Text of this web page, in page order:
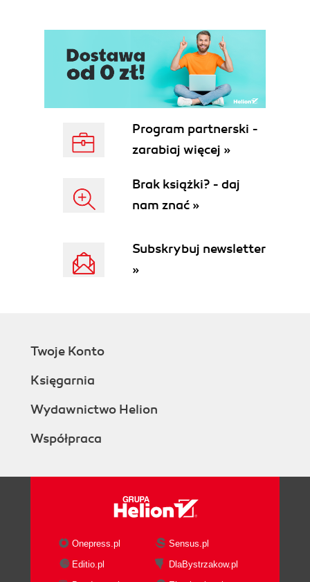
Program partnerski -
zarabiaj więcej »
Brak książki? - daj
nam znać »
Subskrybuj newsletter
»
Twoje Konto
Księgarnia
Wydawnictwo Helion
Współpraca
Onepress.pl
Sensus.pl
Editio.pl
DlaBystrzakow.pl